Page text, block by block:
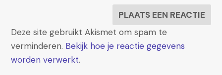
Deze site gebruikt Akismet om spam te
verminderen. Bekijk hoe je reactie gegevens
worden verwerkt.